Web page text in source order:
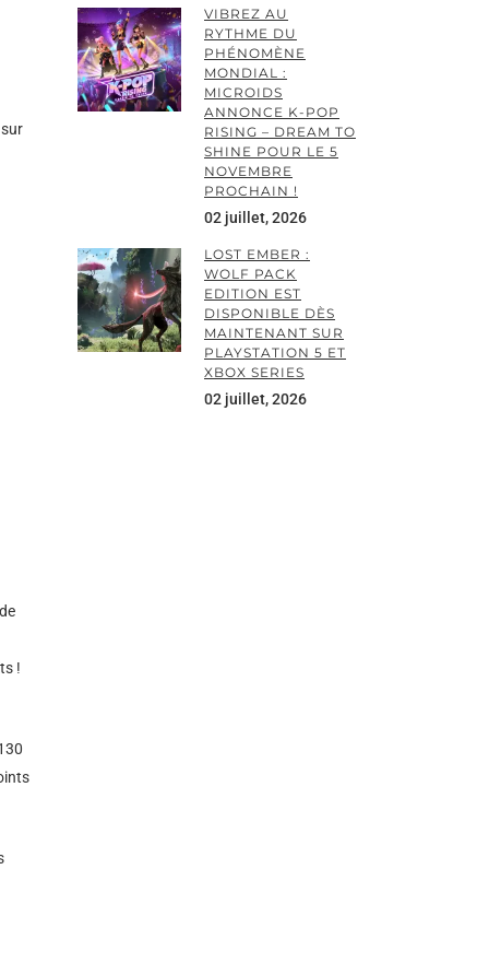
!
VIBREZ AU
RYTHME DU
PHÉNOMÈNE
MONDIAL :
MICROIDS
ANNONCE K-POP
RISING – DREAM TO
SHINE POUR LE 5
NOVEMBRE
PROCHAIN !
02 juillet, 2026
LOST EMBER :
WOLF PACK
EDITION EST
DISPONIBLE DÈS
MAINTENANT SUR
PLAYSTATION 5 ET
XBOX SERIES
02 juillet, 2026